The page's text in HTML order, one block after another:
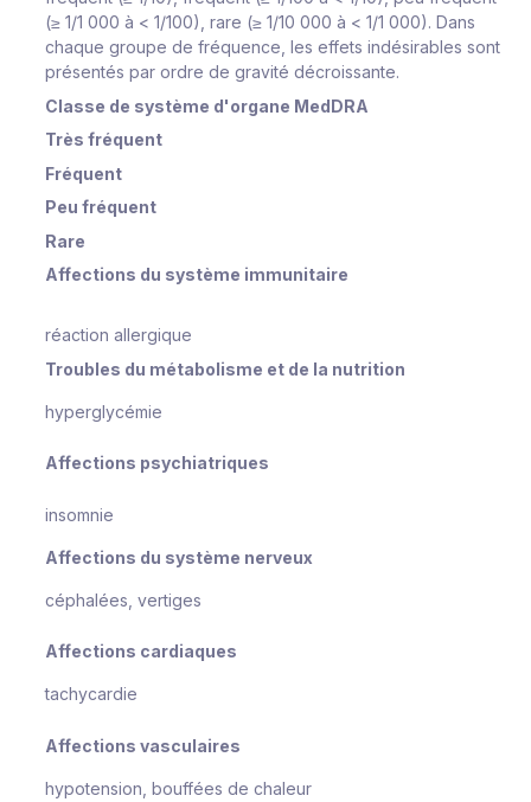
(≥ 1/1 000 à < 1/100), rare (≥ 1/10 000 à < 1/1 000). Dans
chaque groupe de fréquence, les effets indésirables sont
présentés par ordre de gravité décroissante.
Classe de système d'organe MedDRA
Très fréquent
Fréquent
Peu fréquent
Rare
Affections du système immunitaire
réaction allergique
Troubles du métabolisme et de la nutrition
hyperglycémie
Affections psychiatriques
insomnie
Affections du système nerveux
céphalées, vertiges
Affections cardiaques
tachycardie
Affections vasculaires
hypotension, bouffées de chaleur